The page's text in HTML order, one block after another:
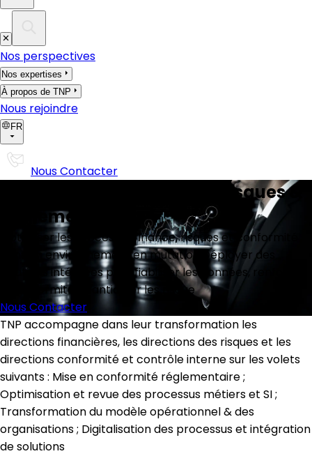
Nos perspectives
Nos expertises
À propos de TNP
Nous rejoindre
FR
Nous Contacter
Transformation Finance, Risques &
Réglementaire
Optimiser les processus finance, risques et conformité
dans un environnement en mutation.Déployer des
solutions intégrées pour fiabiliser les données, renforcer
la conformité et anticiper les risque
Nous Contacter
TNP accompagne dans leur transformation les
directions financières, les directions des risques et les
directions conformité et contrôle interne sur les volets
suivants : Mise en conformité réglementaire ;
Optimisation et revue des processus métiers et SI ;
Transformation du modèle opérationnel & des
organisations ; Digitalisation des processus et intégration
de solutions